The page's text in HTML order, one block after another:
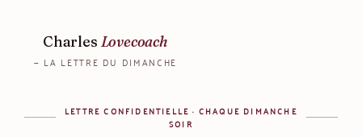
Charles Lovecoach
— LA LETTRE DU DIMANCHE
LETTRE CONFIDENTIELLE · CHAQUE DIMANCHE
SOIR